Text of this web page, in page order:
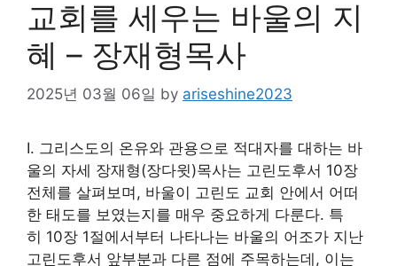
교회를 세우는 바울의 지
혜 – 장재형목사
2025년 03월 06일 by ariseshine2023
Ⅰ. 그리스도의 온유와 관용으로 적대자를 대하는 바
울의 자세 장재형(장다윗)목사는 고린도후서 10장
전체를 살펴보며, 바울이 고린도 교회 안에서 어떠
한 태도를 보였는지를 매우 중요하게 다룬다. 특
히 10장 1절에서부터 나타나는 바울의 어조가 지난
고린도후서 앞부분과 다른 점에 주목하는데, 이는